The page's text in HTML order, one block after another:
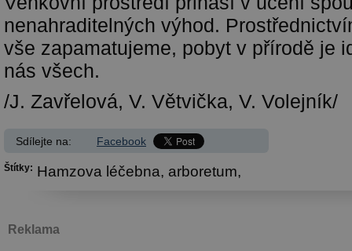
nenahraditelných výhod.
vše zapamatujeme, pobyt v přírodě je
nás všech.
/J. Zavřelová, V. Větvička, V. Volejník/
Sdílejte na: Facebook
Štítky: Hamzova léčebna, arboretum,
Reklama